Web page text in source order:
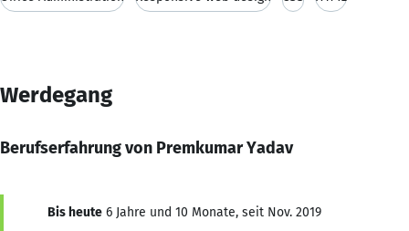
Werdegang
Berufserfahrung von Premkumar Yadav
Bis heute 6 Jahre und 10 Monate, seit Nov. 2019